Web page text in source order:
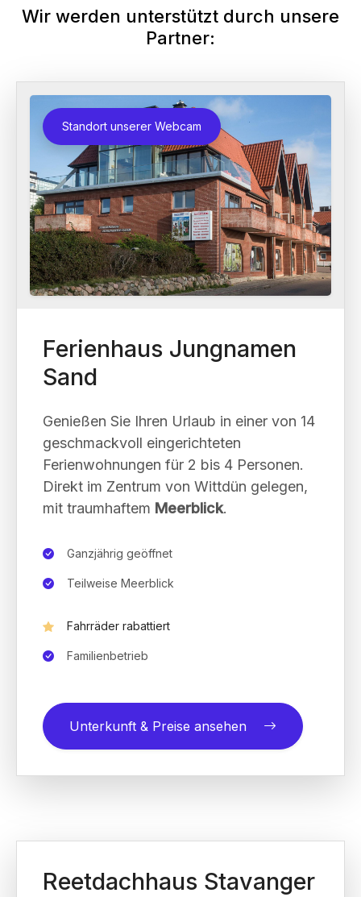
Wir werden unterstützt durch unsere
Partner:
Standort unserer Webcam
Ferienhaus Jungnamen
Sand
Genießen Sie Ihren Urlaub in einer von 14
geschmackvoll eingerichteten
Ferienwohnungen für 2 bis 4 Personen.
Direkt im Zentrum von Wittdün gelegen,
mit traumhaftem Meerblick.
Ganzjährig geöffnet
Teilweise Meerblick
Fahrräder rabattiert
Familienbetrieb
Unterkunft & Preise ansehen
Reetdachhaus Stavanger